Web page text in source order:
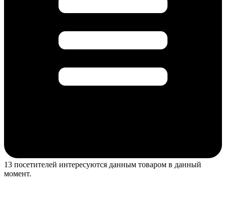
13 посетителей интересуются данным товаром в данный
момент.